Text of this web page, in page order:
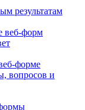
результатам
веб-форм
форме
вопросов и